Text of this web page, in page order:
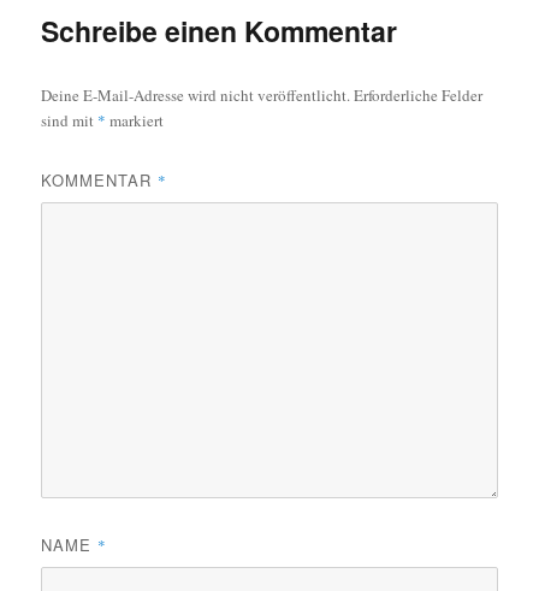
Schreibe einen Kommentar
Deine E-Mail-Adresse wird nicht veröffentlicht.Erforderliche Felder
sind mit * markiert
KOMMENTAR *
NAME *